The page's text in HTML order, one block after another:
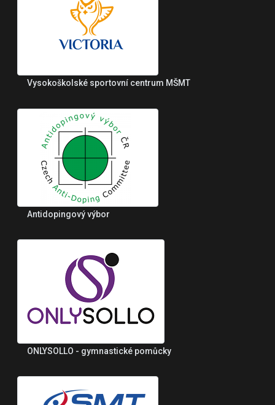
Vysokoškolské sportovní centrum MŠMT
Antidopingový výbor
ONLYSOLLO - gymnastické pomůcky